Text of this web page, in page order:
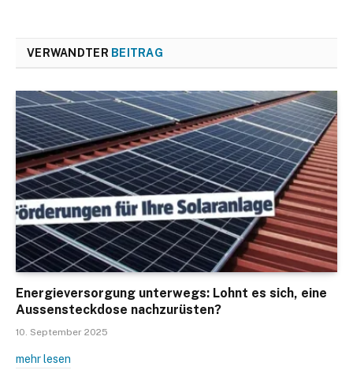
VERWANDTER BEITRAG
Energieversorgung unterwegs: Lohnt es sich, eine
Aussensteckdose nachzurüsten?
10. September 2025
mehr lesen